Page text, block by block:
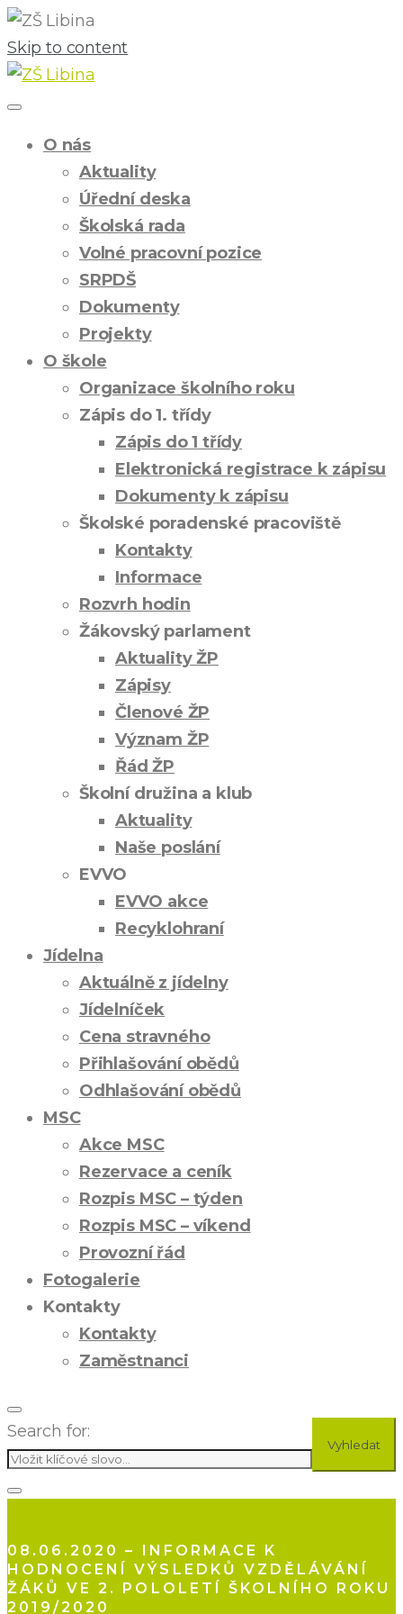
Skip to content
O nás
Aktuality
Úřední deska
Školská rada
Volné pracovní pozice
SRPDŠ
Dokumenty
Projekty
O škole
Organizace školního roku
Zápis do 1. třídy
Zápis do 1 třídy
Elektronická registrace k zápisu
Dokumenty k zápisu
Školské poradenské pracoviště
Kontakty
Informace
Rozvrh hodin
Žákovský parlament
Aktuality ŽP
Zápisy
Členové ŽP
Význam ŽP
Řád ŽP
Školní družina a klub
Aktuality
Naše poslání
EVVO
EVVO akce
Recyklohraní
Jídelna
Aktuálně z jídelny
Jídelníček
Cena stravného
Přihlašování obědů
Odhlašování obědů
MSC
Akce MSC
Rezervace a ceník
Rozpis MSC – týden
Rozpis MSC – víkend
Provozní řád
Fotogalerie
Kontakty
Kontakty
Zaměstnanci
Search for:
Vyhledat
08.06.2020 – INFORMACE K
HODNOCENÍ VÝSLEDKŮ VZDĚLÁVÁNÍ
ŽÁKŮ VE 2. POLOLETÍ ŠKOLNÍHO ROKU
2019/2020